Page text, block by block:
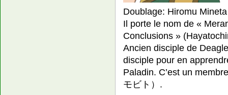
Doublage: Hiromu Mineta
Il porte le nom de «
Conclusions »
Ancien disciple de
disciple pour en
Paladin. C’est un
モビト）.